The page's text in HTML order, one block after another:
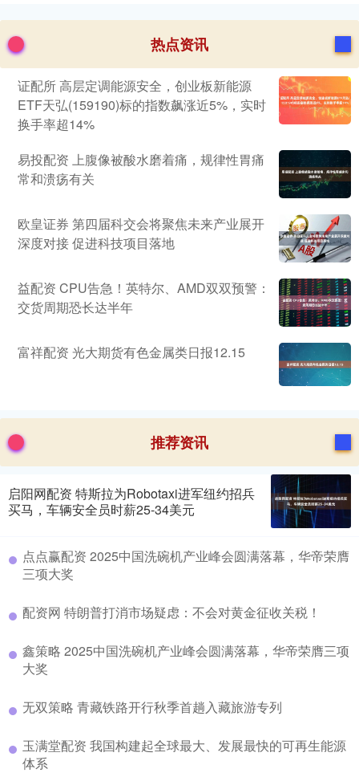
热点资讯
证配所 高层定调能源安全，创业板新能源
ETF天弘(159190)标的指数飙涨近5%，实时
换手率超14%
易投配资 上腹像被酸水磨着痛，规律性胃痛
常和溃疡有关
欧皇证券 第四届科交会将聚焦未来产业展开
深度对接 促进科技项目落地
益配资 CPU告急！英特尔、AMD双双预警：
交货周期恐长达半年
富祥配资 光大期货有色金属类日报12.15
推荐资讯
启阳网配资 特斯拉为Robotaxi进军纽约招兵
买马，车辆安全员时薪25-34美元
点点赢配资 2025中国洗碗机产业峰会圆满落幕，华帝荣膺
三项大奖
配资网 特朗普打消市场疑虑：不会对黄金征收关税！
鑫策略 2025中国洗碗机产业峰会圆满落幕，华帝荣膺三项
大奖
无双策略 青藏铁路开行秋季首趟入藏旅游专列
玉满堂配资 我国构建起全球最大、发展最快的可再生能源
体系